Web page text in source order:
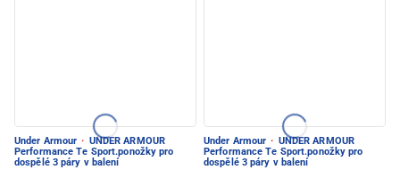
Under Armour · UNDER ARMOUR
Performance Te Sport.ponožky pro
dospělé 3 páry v balení
Under Armour · UNDER ARMOUR
Performance Te Sport.ponožky pro
dospělé 3 páry v balení